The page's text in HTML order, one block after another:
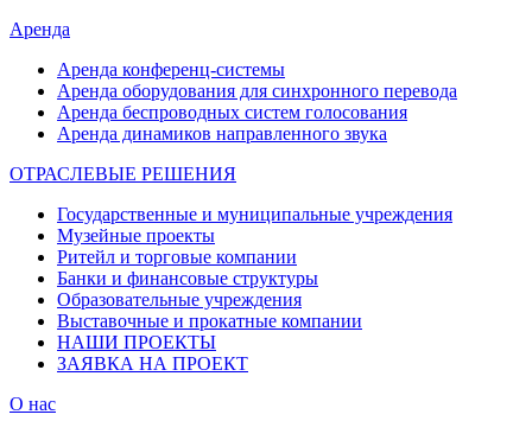
Аренда
Аренда конференц-системы
Аренда оборудования для синхронного перевода
Аренда беспроводных систем голосования
Аренда динамиков направленного звука
ОТРАСЛЕВЫЕ РЕШЕНИЯ
Государственные и муниципальные учреждения
Музейные проекты
Ритейл и торговые компании
Банки и финансовые структуры
Образовательные учреждения
Выставочные и прокатные компании
НАШИ ПРОЕКТЫ
ЗАЯВКА НА ПРОЕКТ
О нас